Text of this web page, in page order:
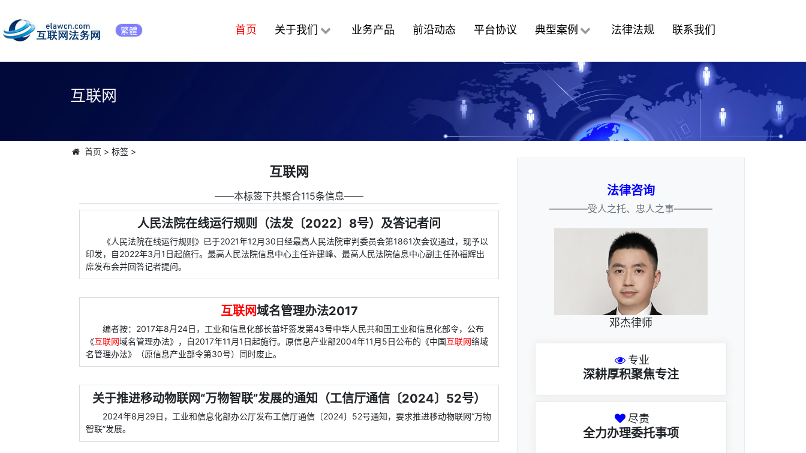
繁體 首页 关于我们 业务产品 前沿动态 平台协议 典型案例 法律法规 联系我们
互联网
首页 > 标签>
互联网
――本标签下共聚合115条信息――
人民法院在线运行规则（法发〔2022〕8号）及答记者问
《人民法院在线运行规则》已于2021年12月30日经最高人民法院审判委员会第1861次会议通过，现予以
印发，自2022年3月1日起施行。最高人民法院信息中心主任许建峰、最高人民法院信息中心副主任孙福辉出
席发布会并回答记者提问。
互联网域名管理办法2017
编者按：2017年8月24日，工业和信息化部长苗圩签发第43号中华人民共和国工业和信息化部令，公布
《互联网域名管理办法》，自2017年11月1日起施行。原信息产业部2004年11月5日公布的《中国互联网络域
名管理办法》（原信息产业部令第30号）同时废止。
关于推进移动物联网“万物智联”发展的通知（工信厅通信〔2024〕52号）
2024年8月29日，工业和信息化部办公厅发布工信厅通信〔2024〕52号通知，要求推进移动物联网“万物
智联”发展。
法律咨询
————受人之托、忠人之事————
邓杰律师
专业
深耕厚积聚焦专注
尽责
全力办理委托事项